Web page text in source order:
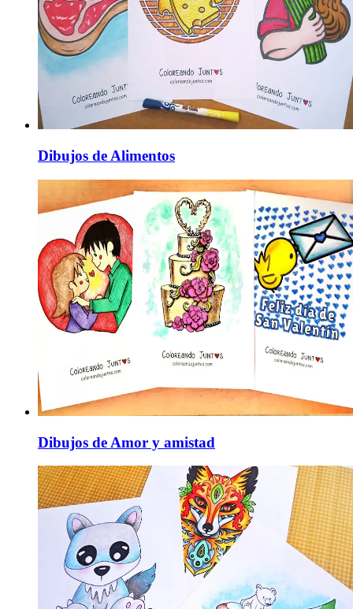
Dibujos de Alimentos
Dibujos de Amor y amistad